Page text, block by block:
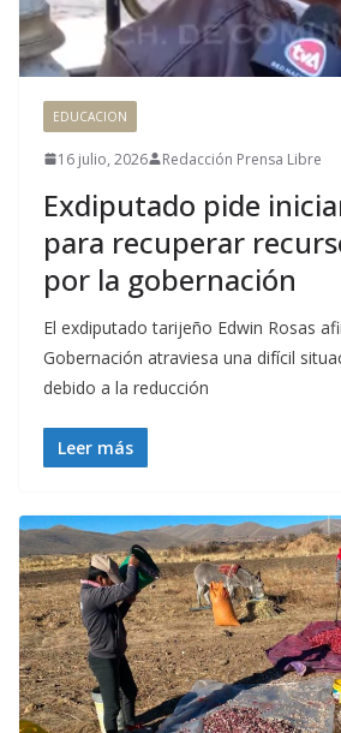
EDUCACION
16 julio, 2026 Redacción Prensa Libre
Exdiputado pide
para recuperar
por la gobernación
El exdiputado tarijeño Edwin Rosas
Gobernación atraviesa una difícil
debido a la reducción
Leer más